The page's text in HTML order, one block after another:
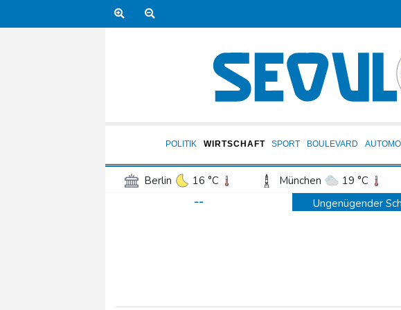
POLITIK WIRTSCHAFT SPORT BOULEVARD
Berlin 16 °C München 19 °C
Frankfurt am Main
Potsdam
--
Ungenügender
USA wollen bei
Röwekamp:
Trump